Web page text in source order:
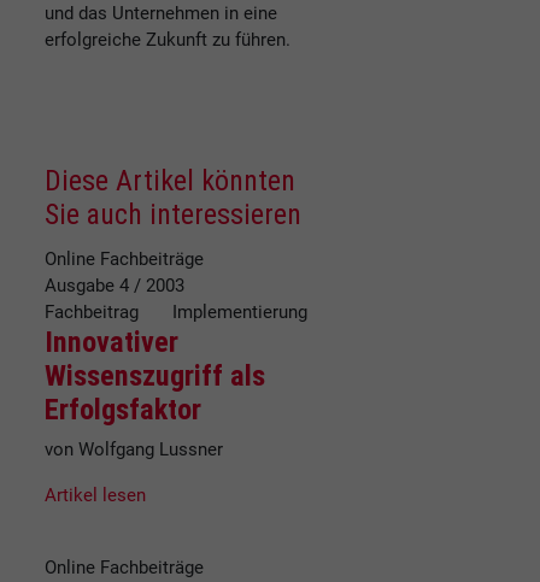
und das Unternehmen in eine
erfolgreiche Zukunft zu führen.
Diese Artikel könnten
Sie auch interessieren
Online Fachbeiträge
Ausgabe 4 / 2003
Fachbeitrag Implementierung
Innovativer
Wissenszugriff als
Erfolgsfaktor
von Wolfgang Lussner
Artikel lesen
Online Fachbeiträge